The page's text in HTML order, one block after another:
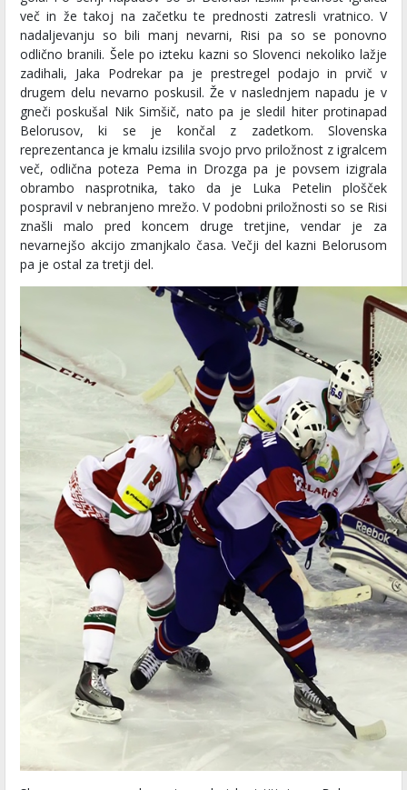
več in že takoj na začetku te prednosti zatresli vratnico. V
nadaljevanju so bili manj nevarni, Risi pa so se ponovno
odlično branili. Šele po izteku kazni so Slovenci nekoliko lažje
zadihali, Jaka Podrekar pa je prestregel podajo in prvič v
drugem delu nevarno poskusil. Že v naslednjem napadu je v
gneči poskušal Nik Simšič, nato pa je sledil hiter protinapad
Belorusov, ki se je končal z zadetkom. Slovenska
reprezentanca je kmalu izsilila svojo prvo priložnost z igralcem
več, odlična poteza Pema in Drozga pa je povsem izigrala
obrambo nasprotnika, tako da je Luka Petelin plošček
pospravil v nebranjeno mrežo. V podobni priložnosti so se Risi
znašli malo pred koncem druge tretjine, vendar je za
nevarnejšo akcijo zmanjkalo časa. Večji del kazni Belorusom
pa je ostal za tretji del.